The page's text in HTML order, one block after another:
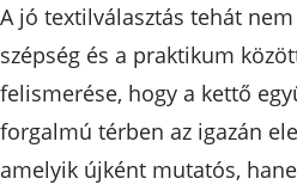
A jó textilválasztás tehát
szépség és a praktikum
felismerése, hogy a kettő
forgalmú térben az igazán
amelyik újként mutatós,